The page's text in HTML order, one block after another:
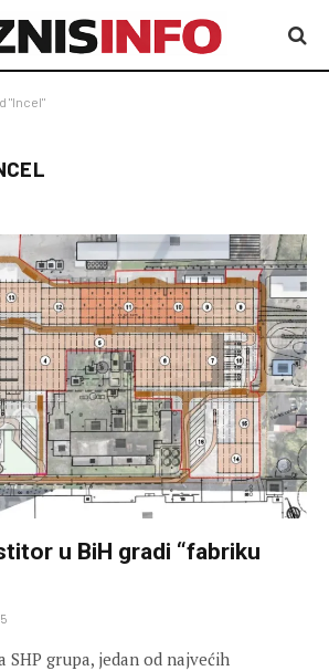
"Incel"
u BiH gradi “fabriku
SHP grupa, jedan od najvećih